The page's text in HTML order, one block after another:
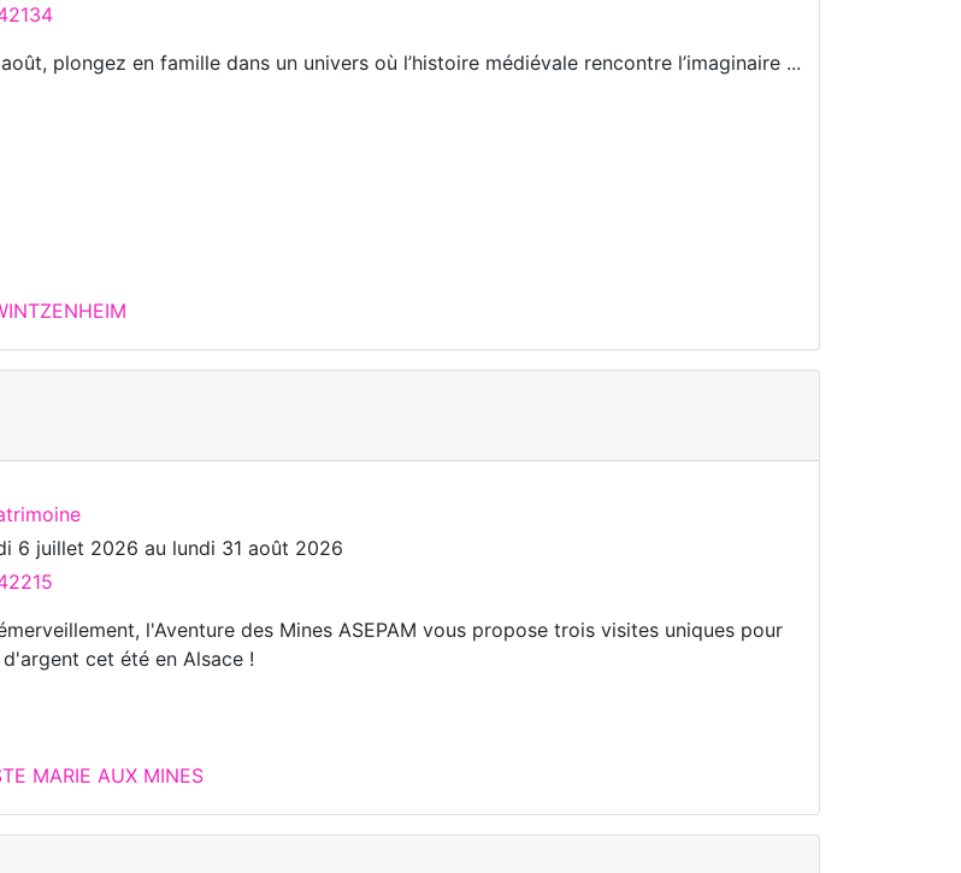
plongez en famille dans un univers où l’histoire médiévale rencontre l’imaginaire ...
6 juillet 2026 au lundi 31 août 2026
l'Aventure des Mines ASEPAM vous propose trois visites uniques pour
cet été en Alsace !
MARIE AUX MINES